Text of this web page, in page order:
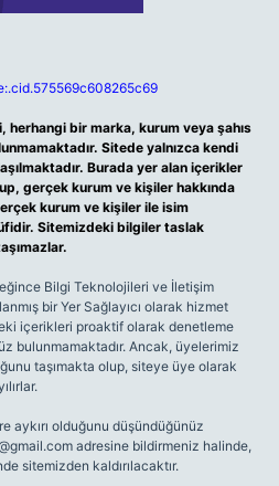
herhangi bir marka, kurum veya şahıs
Sitede yalnızca kendi
Burada yer alan içerikler
gerçek kurum ve kişiler hakkında
kurum ve kişiler ile isim
Sitemizdeki bilgiler taslak
Bilgi Teknolojileri ve İletişim
bir Yer Sağlayıcı olarak hizmet
içerikleri proaktif olarak denetleme
bulunmamaktadır. Ancak, üyelerimiz
taşımakta olup, siteye üye olarak
aykırı olduğunu düşündüğünüz
adresine bildirmeniz halinde,
sitemizden kaldırılacaktır.